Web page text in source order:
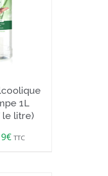
1L
le litre)
€ TTC